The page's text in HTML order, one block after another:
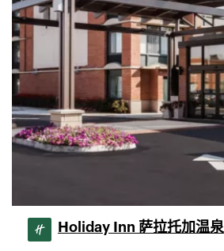
Holiday Inn 萨拉托加温泉